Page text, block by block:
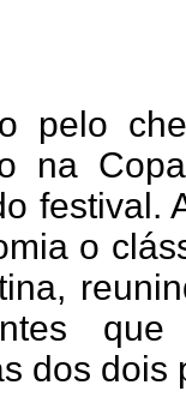
pelo
na
festival.
o
dos dois